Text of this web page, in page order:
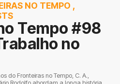
NO TEMPO ,
Tempo #98
no
do Fronteiras no Tempo, C. A.,